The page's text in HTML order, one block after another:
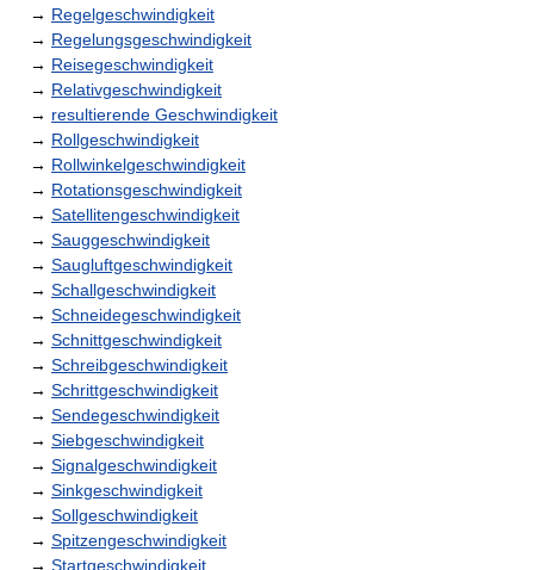
→ Regelgeschwindigkeit
→ Regelungsgeschwindigkeit
→ Reisegeschwindigkeit
→ Relativgeschwindigkeit
→ resultierende Geschwindigkeit
→ Rollgeschwindigkeit
→ Rollwinkelgeschwindigkeit
→ Rotationsgeschwindigkeit
→ Satellitengeschwindigkeit
→ Sauggeschwindigkeit
→ Saugluftgeschwindigkeit
→ Schallgeschwindigkeit
→ Schneidegeschwindigkeit
→ Schnittgeschwindigkeit
→ Schreibgeschwindigkeit
→ Schrittgeschwindigkeit
→ Sendegeschwindigkeit
→ Siebgeschwindigkeit
→ Signalgeschwindigkeit
→ Sinkgeschwindigkeit
→ Sollgeschwindigkeit
→ Spitzengeschwindigkeit
→ Startgeschwindigkeit